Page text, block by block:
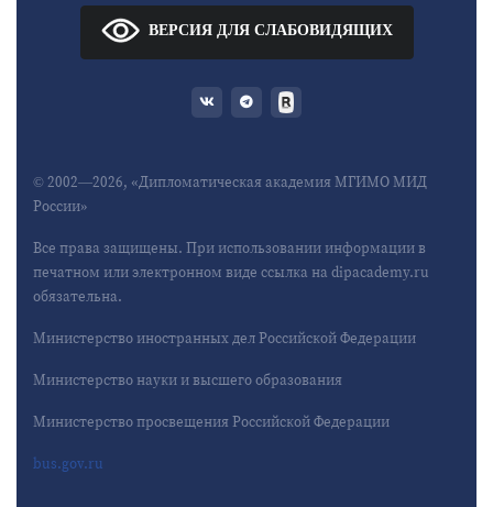
ВЕРСИЯ ДЛЯ СЛАБОВИДЯЩИХ
© 2002—2026, «Дипломатическая академия МГИМО МИД
России»
Все права защищены. При использовании информации в
печатном или электронном виде ссылка на dipacademy.ru
обязательна.
Министерство иностранных дел Российской Федерации
Министерство науки и высшего образования
Министерство просвещения Российской Федерации
bus.gov.ru